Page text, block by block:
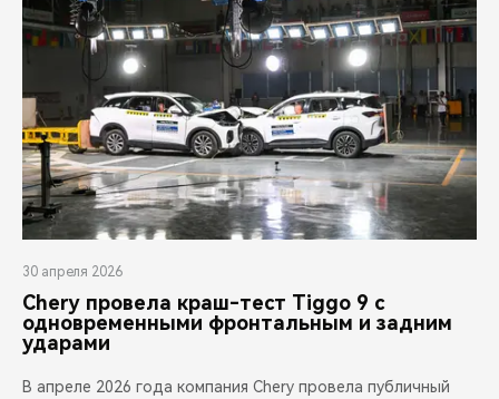
30 апреля 2026
Chery провела краш-тест Tiggo 9 с
одновременными фронтальным и задним
ударами
В апреле 2026 года компания Chery провела публичный